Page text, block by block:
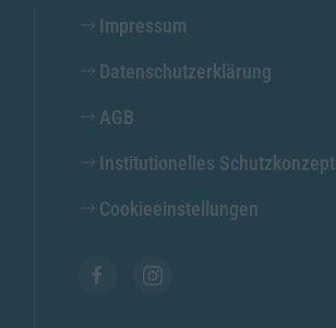
Impressum
Datenschutzerklärung
AGB
Institutionelles Schutzkonzept
Cookieeinstellungen